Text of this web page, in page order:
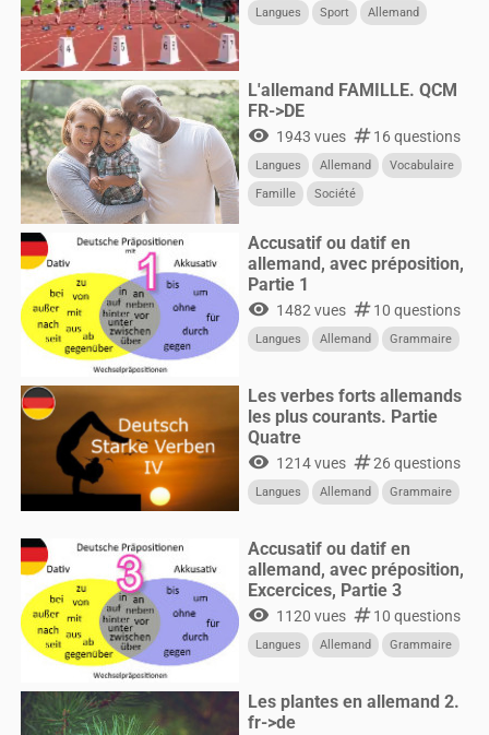
Langues Sport Allemand
L'allemand FAMILLE. QCM
FR->DE
visibility 1943 vues numbers16 questions
Langues Allemand
Vocabulaire
Famille
Société
Accusatif ou datif en
allemand, avec préposition,
Partie 1
visibility 1482 vues numbers10 questions
Langues Allemand Grammaire
Les verbes forts allemands
les plus courants. Partie
Quatre
visibility 1214 vues numbers26 questions
Langues Allemand Grammaire
Accusatif ou datif en
allemand, avec préposition,
Excercices, Partie 3
visibility 1120 vues numbers10 questions
Langues Allemand Grammaire
Les plantes en allemand 2.
fr->de